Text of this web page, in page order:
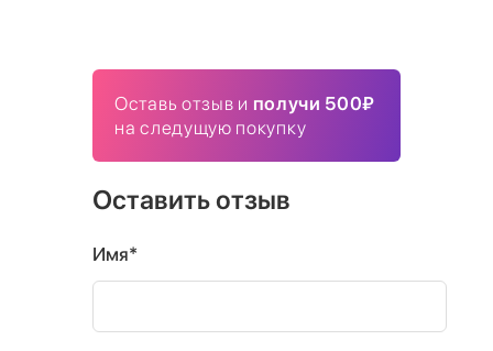
Оставь отзыв и получи 500₽
на следущую покупку
Оставить отзыв
Имя*